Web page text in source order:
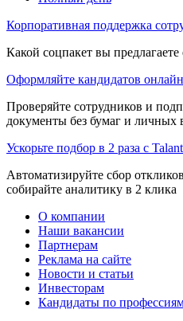
Корпоративная поддержка
Какой соцпакет вы
Оформляйте кандидатов онлайн
Проверяйте сотрудников и
документы без бумаг и личных
Ускорьте подбор в 2 раза с
Автоматизируйте сбор
собирайте аналитику в 2 клика
О компании
Наши вакансии
Партнерам
Реклама на сайте
Новости и статьи
Инвесторам
Кандидаты по